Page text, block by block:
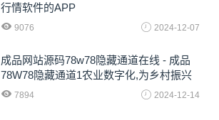
行情软件的APP
9076 2024-12-07
成品网站源码78w78隐藏通道在线 - 成品
78W78隐藏通道1农业数字化,为乡村振兴
注入新动力
7894 2024-12-14